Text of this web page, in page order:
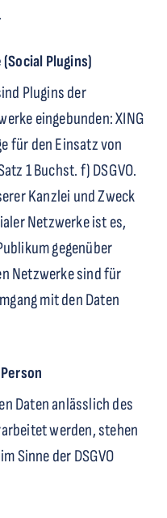
Plugins)
Plugins der
eingebunden: XING
für den Einsatz von
1 Buchst. f) DSGVO.
Kanzlei und Zweck
Netzwerke ist es,
gegenüber
Netzwerke sind für
mit den Daten
Daten anlässlich des
werden, stehen
Sinne der DSGVO